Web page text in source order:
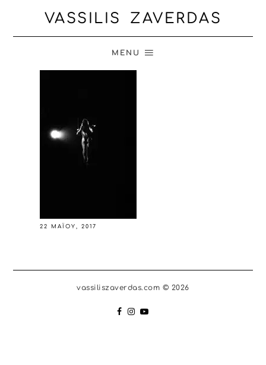
VASSILIS ZAVERDAS
MENU
22 ΜΑΪ́ΟΥ, 2017
vassiliszaverdas.com © 2026